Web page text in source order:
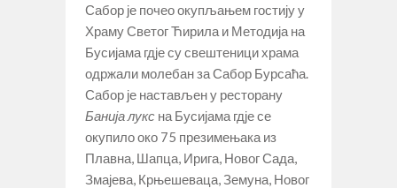
Сабор је почео окупљањем гостију у
Храму Светог Ћирила и Методија на
Бусијама гдје су свештеници храма
одржали молебан за Сабор Бурсаћа.
Сабор је настављен у ресторану
Банија лукс на Бусијама гдје се
окупило око 75 презимењака из
Плавна, Шапца, Ирига, Новог Сада,
Змајева, Крњешеваца, Земуна, Новог